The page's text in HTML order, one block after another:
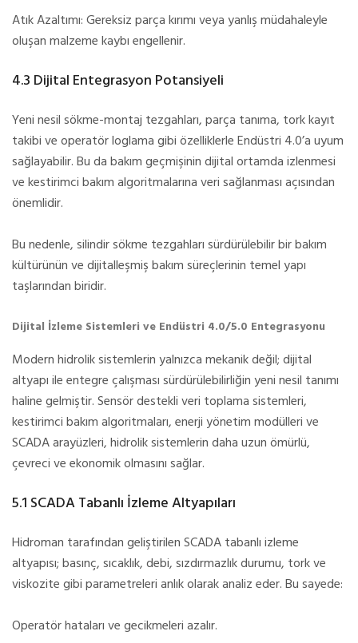
Atık Azaltımı: Gereksiz parça kırımı veya yanlış müdahaleyle
oluşan malzeme kaybı engellenir.
4.3 Dijital Entegrasyon Potansiyeli
Yeni nesil sökme-montaj tezgahları, parça tanıma, tork kayıt
takibi ve operatör loglama gibi özelliklerle Endüstri 4.0’a uyum
sağlayabilir. Bu da bakım geçmişinin dijital ortamda izlenmesi
ve kestirimci bakım algoritmalarına veri sağlanması açısından
önemlidir.
Bu nedenle, silindir sökme tezgahları sürdürülebilir bir bakım
kültürünün ve dijitalleşmiş bakım süreçlerinin temel yapı
taşlarından biridir.
Dijital İzleme Sistemleri ve Endüstri 4.0/5.0 Entegrasyonu
Modern hidrolik sistemlerin yalnızca mekanik değil; dijital
altyapı ile entegre çalışması sürdürülebilirliğin yeni nesil tanımı
haline gelmiştir. Sensör destekli veri toplama sistemleri,
kestirimci bakım algoritmaları, enerji yönetim modülleri ve
SCADA arayüzleri, hidrolik sistemlerin daha uzun ömürlü,
çevreci ve ekonomik olmasını sağlar.
5.1 SCADA Tabanlı İzleme Altyapıları
Hidroman tarafından geliştirilen SCADA tabanlı izleme
altyapısı; basınç, sıcaklık, debi, sızdırmazlık durumu, tork ve
viskozite gibi parametreleri anlık olarak analiz eder. Bu sayede:
Operatör hataları ve gecikmeleri azalır.